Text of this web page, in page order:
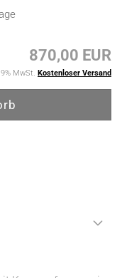
870,00 EUR
MwSt. Kostenloser Versand